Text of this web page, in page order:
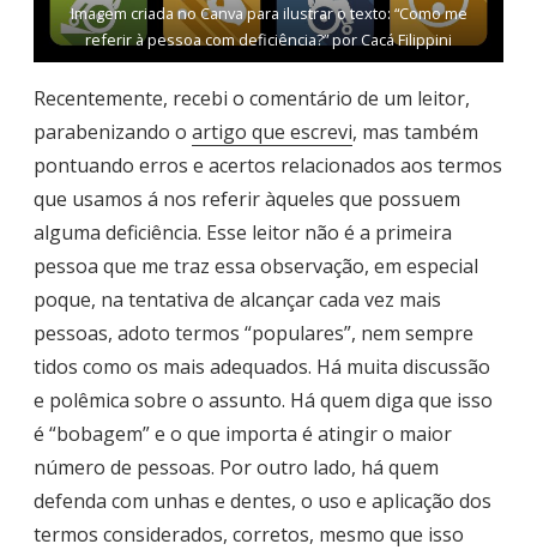
Imagem criada no Canva para ilustrar o texto: “Como me
referir à pessoa com deficiência?” por Cacá Filippini
Recentemente, recebi o comentário de um leitor,
parabenizando o artigo que escrevi, mas também
pontuando erros e acertos relacionados aos termos
que usamos á nos referir àqueles que possuem
alguma deficiência. Esse leitor não é a primeira
pessoa que me traz essa observação, em especial
poque, na tentativa de alcançar cada vez mais
pessoas, adoto termos “populares”, nem sempre
tidos como os mais adequados. Há muita discussão
e polêmica sobre o assunto. Há quem diga que isso
é “bobagem” e o que importa é atingir o maior
número de pessoas. Por outro lado, há quem
defenda com unhas e dentes, o uso e aplicação dos
termos considerados, corretos, mesmo que isso